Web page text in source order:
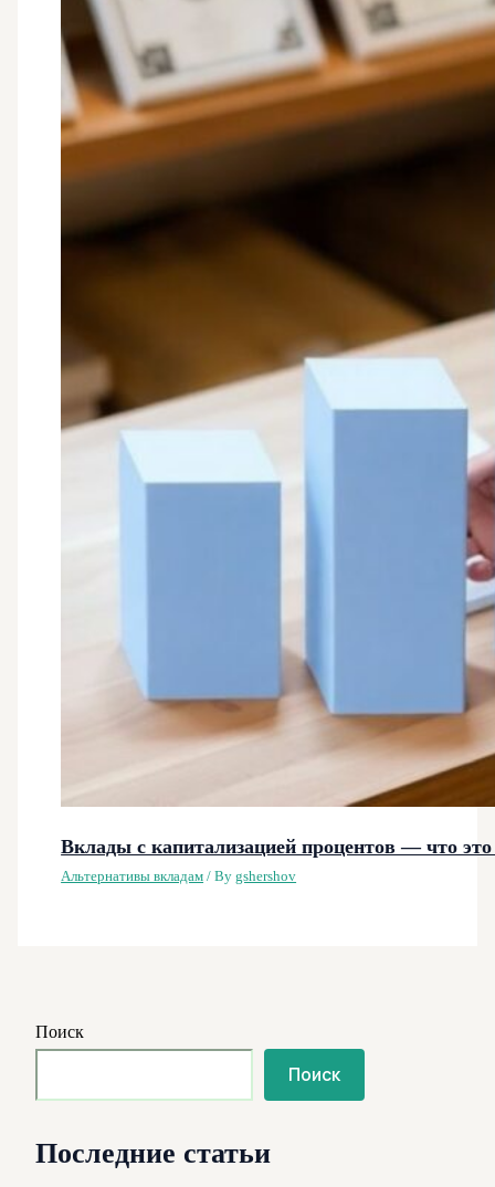
Вклады с капитализацией процентов — что
Альтернативы вкладам / Bygshershov
Поиск
Поиск
Последние статьи